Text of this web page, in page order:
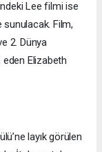
Lee filmi ise
Film,
2. Dünya
eden Elizabeth
layık görülen